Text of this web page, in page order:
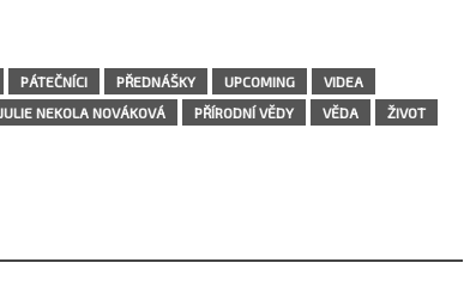
PÁTEČNÍCI PŘEDNÁŠKY UPCOMING
VIDEA
JULIE NEKOLA NOVÁKOVÁ PŘÍRODNÍ VĚDY VĚDA
ŽIVOT